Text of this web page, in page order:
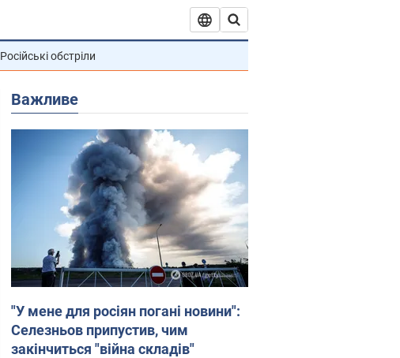
Російські обстріли
Важливе
"У мене для росіян погані новини":
Селезньов припустив, чим
закінчиться "війна складів"